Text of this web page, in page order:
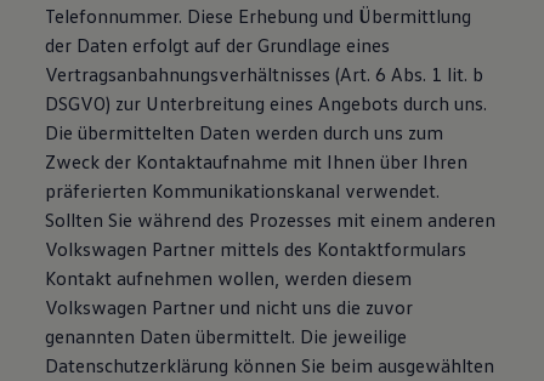
Telefonnummer. Diese Erhebung und Übermittlung
der Daten erfolgt auf der Grundlage eines
Vertragsanbahnungsverhältnisses (Art. 6 Abs. 1 lit. b
DSGVO) zur Unterbreitung eines Angebots durch uns.
Die übermittelten Daten werden durch uns zum
Zweck der Kontaktaufnahme mit Ihnen über Ihren
präferierten Kommunikationskanal verwendet.
Sollten Sie während des Prozesses mit einem anderen
Volkswagen Partner mittels des Kontaktformulars
Kontakt aufnehmen wollen, werden diesem
Volkswagen Partner und nicht uns die zuvor
genannten Daten übermittelt. Die jeweilige
Datenschutzerklärung können Sie beim ausgewählten